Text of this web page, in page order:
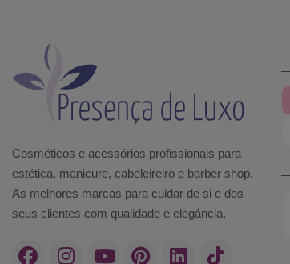
Cosméticos e acessórios profissionais para
estética, manicure, cabeleireiro e barber shop.
As melhores marcas para cuidar de si e dos
seus clientes com qualidade e elegância.